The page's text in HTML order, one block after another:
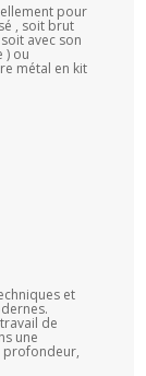
pour
, soit brut
avec son
) ou
métal en kit
et
de
une
profondeur,